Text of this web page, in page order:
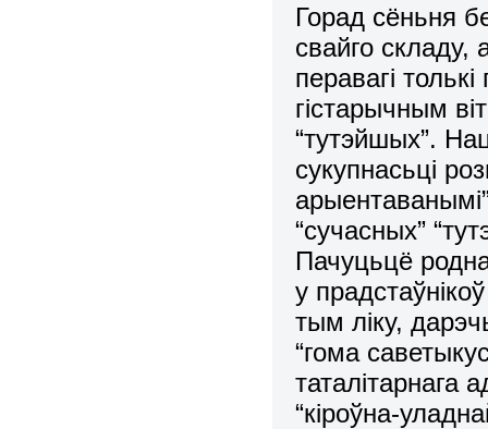
Горад сёньня
свайго
перавагі
гістарычным
“тутэйшых”.
сукупнасьці
“сучасных”
Пачуцьцё
у
тым ліку,
“гома
таталітарнага
“кіроўна-